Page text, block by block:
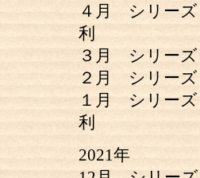
４月 シリー
利
３月 シリー
２月 シリー
１月 シリーズ
利
2021年